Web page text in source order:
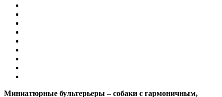
Миниатюрные бультерьеры – собаки с гармоничным,